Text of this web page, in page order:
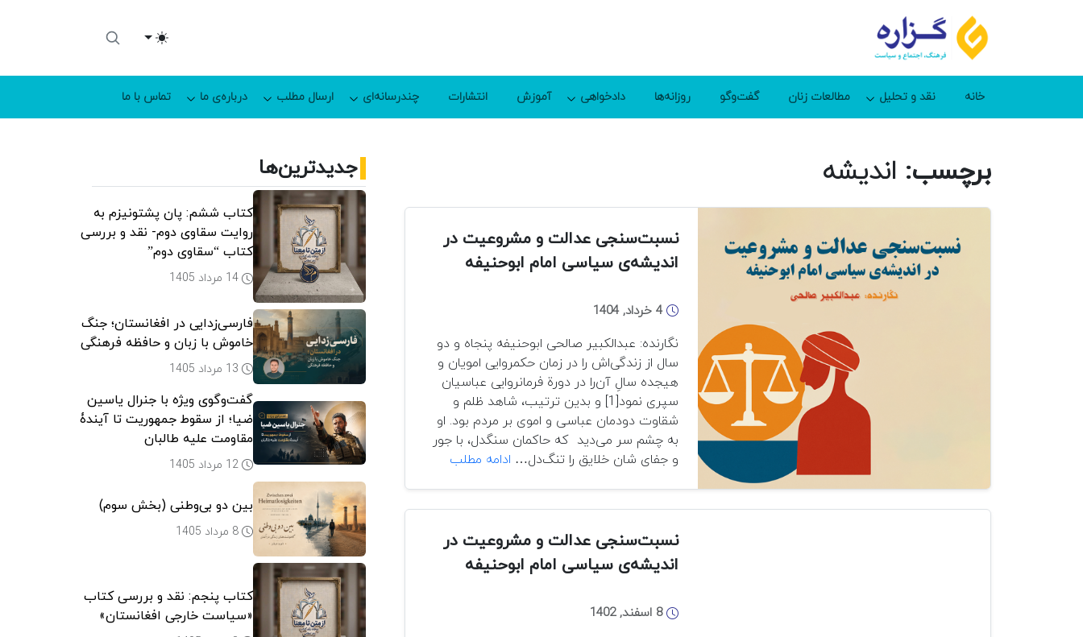
Toggle theme
خانه نقد و تحلیل مطالعات زنان گفت‌وگو روزانه‌ها دادخواهی آموزش انتشارات چندرسانه‌ای ارسال مطلب درباره‌ی ما تماس با ما
برچسب: اندیشه
نسبت‌سنجی عدالت و مشروعیت در
اندیشه‌ی سیاسی امام ابوحنیفه
4 خرداد, 1404
نگارنده: عبدالکبیر صالحی ابوحنیفه پنجاه و دو
سال از زندگی‌اش را در زمان حکمروایی امویان و
هیجده سالِ آن‌را در دورة فرمانروایی عباسیان
سپری نمود[1] و بدین ترتیب، شاهد ظلم و
شقاوت دودمان عباسی و اموی بر مردم بود. او
به چشم سر می‌دید که حاکمان سنگدل، با جور
و جفای شان خلایق را تنگ‌دل… ادامه مطلب
مشروعیت
در
نسبت‌سنجی عدالت و مشروعیت در
اندیشه‌ی سیاسی امام ابوحنیفه
8 اسفند, 1402
جدیدترین‌ها
کتاب ششم: پان پشتونیزم به
روایت سقاوی دوم- نقد و بررسی
کتاب “سقاوی دوم”
فارسی‌زدایی در افغانستان؛ جنگ
خاموش با زبان و حافظه فرهنگی
گفت‌وگوی ویژه با جنرال یاسین
ضیا؛ از سقوط جمهوریت تا آیندۀ
مقاومت علیه طالبان
بین دو بی‌وطنی (بخش سوم)
کتاب پنجم: نقد و بررسی کتاب
«سیاست خارجی افغانستان»